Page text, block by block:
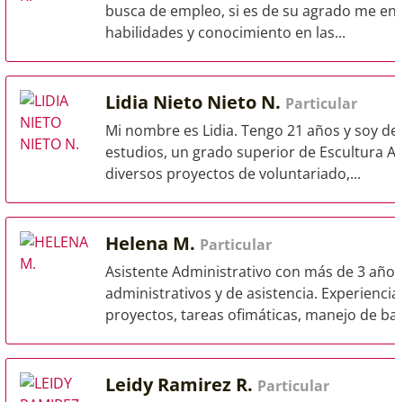
busca de empleo, si es de su agrado me
habilidades y conocimiento en las...
Lidia Nieto Nieto N. Particular
Mi nombre es Lidia. Tengo 21 años y soy
estudios, un grado superior de Escultura
diversos proyectos de voluntariado,...
Helena M. Particular
Asistente Administrativo con más de 3
administrativos y de asistencia.
proyectos, tareas ofimáticas, manejo de
Leidy Ramirez R. Particular